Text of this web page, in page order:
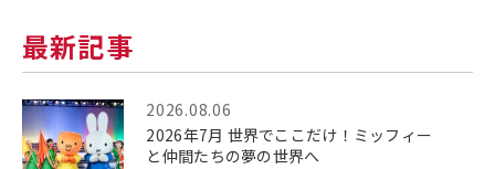
最新記事
2026.08.06
2026年7月 世界でここだけ！ミッフィー
と仲間たちの夢の世界へ